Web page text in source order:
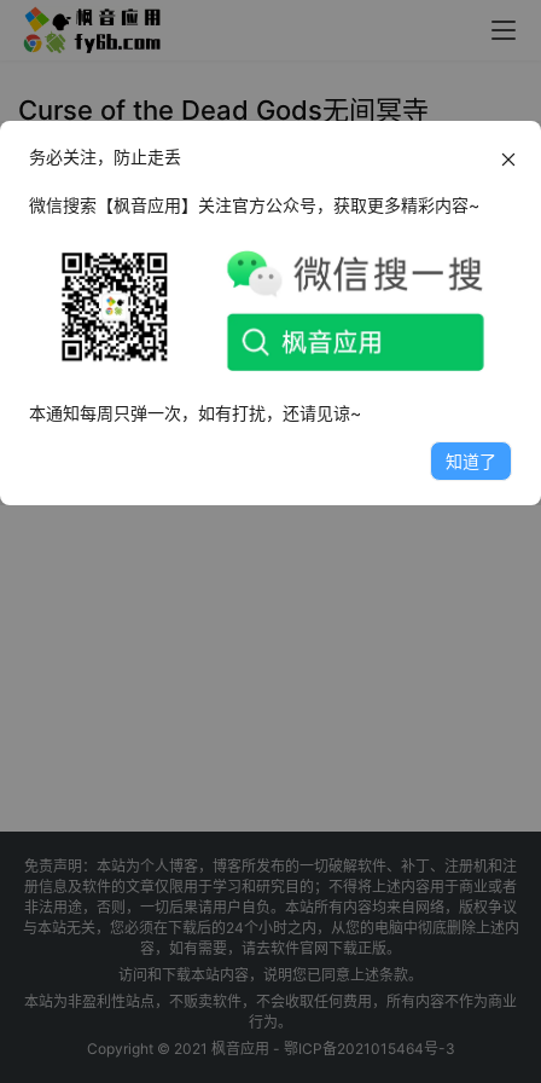
Curse of the Dead Gods无间冥寺
Gods无间冥寺 v1.24.4.6中文版
2022年5月8日
免责声明：本站为个人博客，博客所发布的一切破解软件、补丁、注册机和注
册信息及软件的文章仅限用于学习和研究目的；不得将上述内容用于商业或者
非法用途，否则，一切后果请用户自负。本站所有内容均来自网络，版权争议
与本站无关，您必须在下载后的24个小时之内，从您的电脑中彻底删除上述内
容，如有需要，请去软件官网下载正版。
访问和下载本站内容，说明您已同意上述条款。
本站为非盈利性站点，不贩卖软件，不会收取任何费用，所有内容不作为商业
行为。
Copyright © 2021 枫音应用 - 鄂ICP备2021015464号-3
务必关注，防止走丢
微信搜索【枫音应用】关注官方公众号，获取更多精彩内容~
本通知每周只弹一次，如有打扰，还请见谅~
知道了